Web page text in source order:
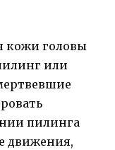
кожи головы
или
пилинга
движения,